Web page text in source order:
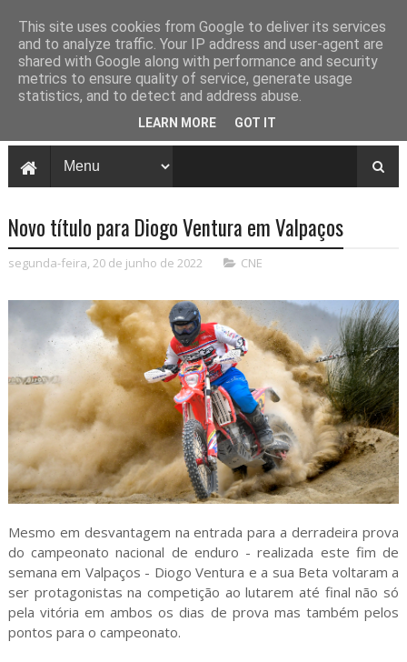
Novo título para Diogo Ventura em Valpaços
segunda-feira, 20 de junho de 2022 CNE
Mesmo em desvantagem na entrada para a derradeira prova
do campeonato nacional de enduro - realizada este fim de
semana em Valpaços - Diogo Ventura e a sua Beta voltaram a
ser protagonistas na competição ao lutarem até final não só
pela vitória em ambos os dias de prova mas também pelos
pontos para o campeonato.
This site uses cookies from Google to deliver its services
and to analyze traffic. Your IP address and user-agent are
shared with Google along with performance and security
metrics to ensure quality of service, generate usage
statistics, and to detect and address abuse.
LEARN MORE GOT IT